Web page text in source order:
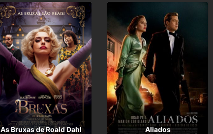
As Bruxas de Roald Dahl Aliados